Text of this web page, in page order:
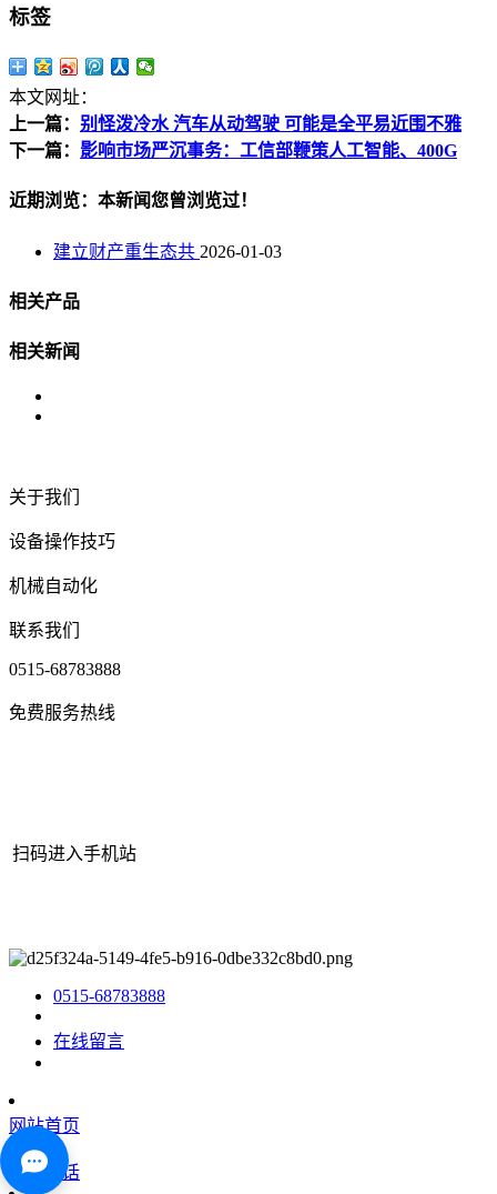
标签
本文网址：
上一篇： 别怪泼冷水 汽车从动驾驶 可能是全平易近围不雅
下一篇： 影响市场严沉事务：工信部鞭策人工智能、400G
近期浏览：本新闻您曾浏览过！
建立财产重生态共 2026-01-03
相关产品
相关新闻
关于我们
设备操作技巧
机械自动化
联系我们
0515-68783888
免费服务热线
扫码进入手机站
0515-68783888
在线留言
网站首页
咨询电话